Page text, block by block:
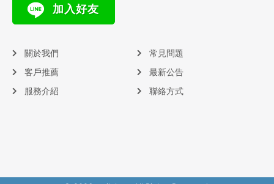
加入好友
關於我們
客戶推薦
服務介紹
常見問題
最新公告
聯絡方式